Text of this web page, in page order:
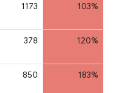
1173 103%
378 120%
850 183%